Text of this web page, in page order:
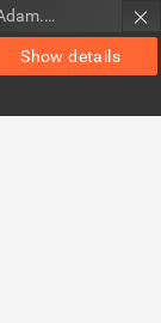
Show details
Perłowski, Adam. Red.